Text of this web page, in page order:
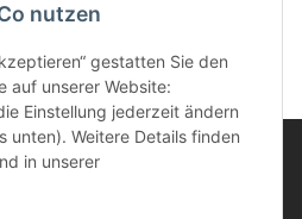
nutzen
gestatten Sie den
auf unserer Website:
Einstellung jederzeit ändern
unten). Weitere Details finden
in unserer